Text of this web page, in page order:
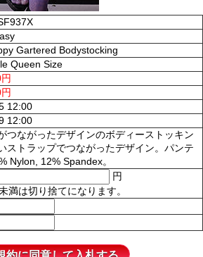
Gartered Bodystocking
Queen Size
12:00
12:00
つながったデザインのボディーストッキン
ストラップでつながったデザイン。パンテ
Nylon, 12% Spandex。
円
満は切り捨てになります。